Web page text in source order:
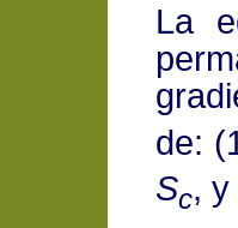
La
de:
Sc,